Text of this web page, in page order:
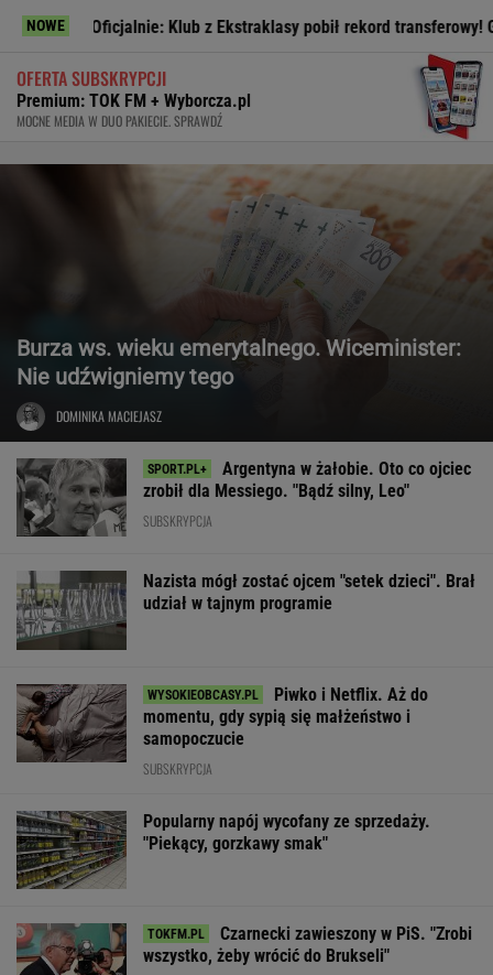
NOWE
Oficjalnie: Klub z Ekstraklasy pobił rekord transferowy! Gwiazdor
OFERTA SUBSKRYPCJI
Premium: TOK FM + Wyborcza.pl
MOCNE MEDIA W DUO PAKIECIE. SPRAWDŹ
Burza ws. wieku emerytalnego. Wiceminister:
Nie udźwigniemy tego
DOMINIKA MACIEJASZ
Argentyna w żałobie. Oto co ojciec
zrobił dla Messiego. "Bądź silny, Leo"
SUBSKRYPCJA
Nazista mógł zostać ojcem "setek dzieci". Brał
udział w tajnym programie
Piwko i Netflix. Aż do
momentu, gdy sypią się małżeństwo i
samopoczucie
SUBSKRYPCJA
Popularny napój wycofany ze sprzedaży.
"Piekący, gorzkawy smak"
Czarnecki zawieszony w PiS. "Zrobi
wszystko, żeby wrócić do Brukseli"